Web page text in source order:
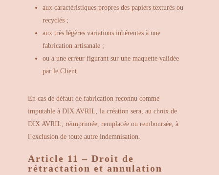
aux caractéristiques propres des papiers texturés ou
recyclés ;
aux très légères variations inhérentes à une
fabrication artisanale ;
ou à une erreur figurant sur une maquette validée
par le Client.
En cas de défaut de fabrication reconnu comme
imputable à DIX AVRIL, la création sera, au choix de
DIX AVRIL, réimprimée, remplacée ou remboursée, à
l’exclusion de toute autre indemnisation.
Article 11 – Droit de
rétractation et annulation